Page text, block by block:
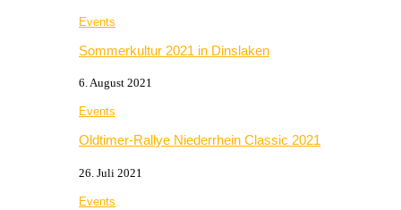
Events
Sommerkultur 2021 in Dinslaken
6. August 2021
Events
Oldtimer-Rallye Niederrhein Classic 2021
26. Juli 2021
Events